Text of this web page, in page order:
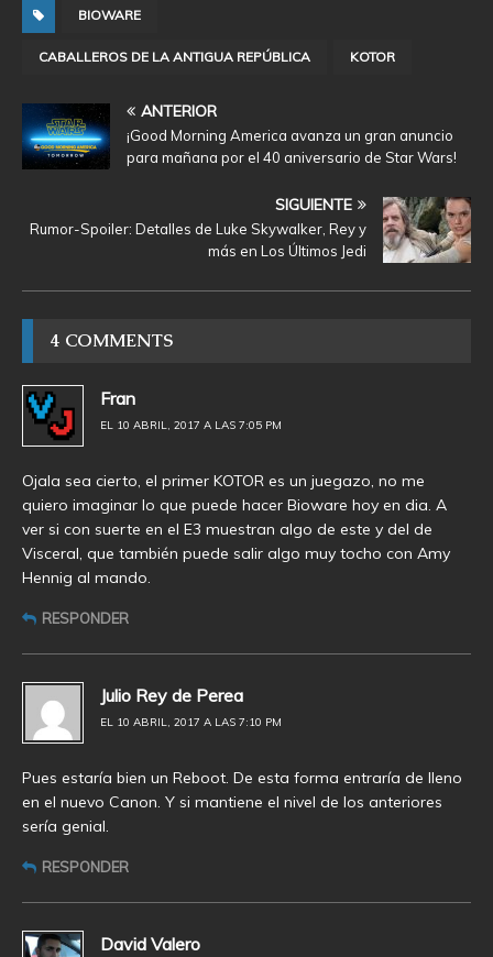
BIOWARE
CABALLEROS DE LA ANTIGUA REPÚBLICA KOTOR
ANTERIOR
¡Good Morning America avanza un gran anuncio
para mañana por el 40 aniversario de Star Wars!
SIGUIENTE
Rumor-Spoiler: Detalles de Luke Skywalker, Rey y
más en Los Últimos Jedi
4 COMMENTS
Fran
EL 10 ABRIL, 2017 A LAS 7:05 PM
Ojala sea cierto, el primer KOTOR es un juegazo, no me
quiero imaginar lo que puede hacer Bioware hoy en dia. A
ver si con suerte en el E3 muestran algo de este y del de
Visceral, que también puede salir algo muy tocho con Amy
Hennig al mando.
RESPONDER
Julio Rey de Perea
EL 10 ABRIL, 2017 A LAS 7:10 PM
Pues estaría bien un Reboot. De esta forma entraría de lleno
en el nuevo Canon. Y si mantiene el nivel de los anteriores
sería genial.
RESPONDER
David Valero